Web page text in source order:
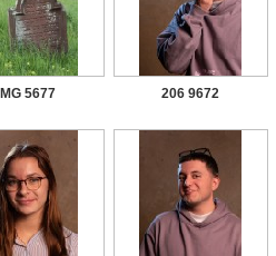
IMG 5677 206 9672